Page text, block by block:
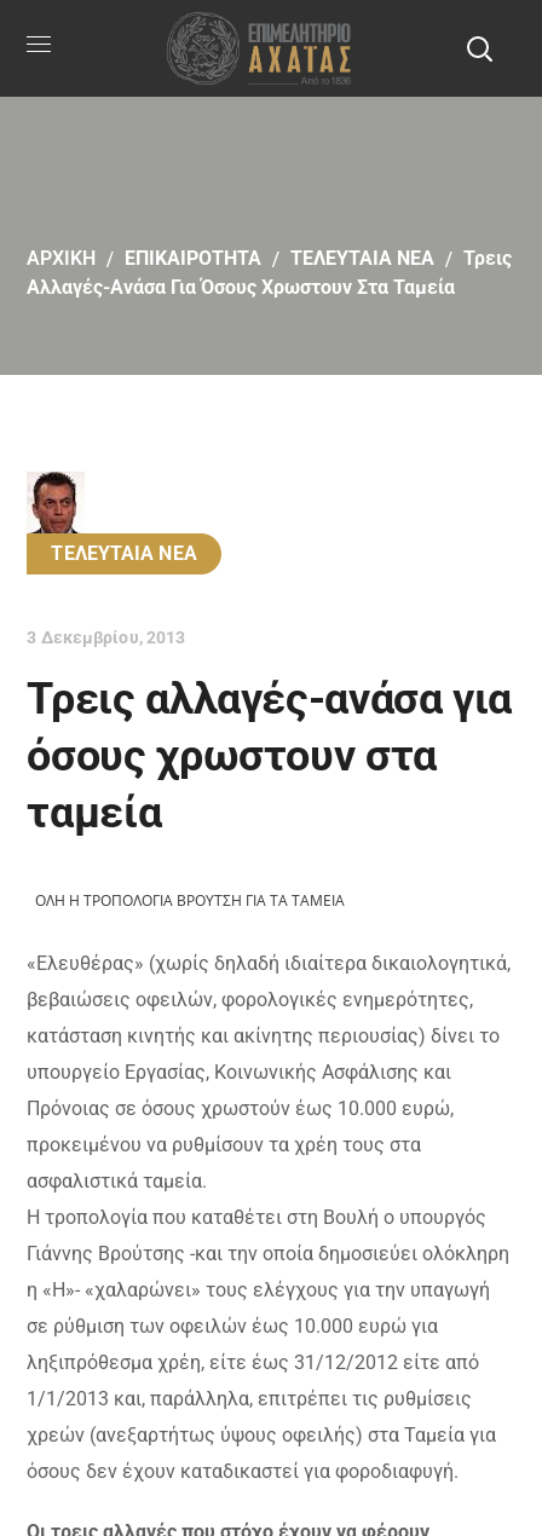
ΑΡΧΙΚΗ ΕΠΙΚΑΙΡΟΤΗΤΑ ΤΕΛΕΥΤΑΙΑ ΝΕΑ
Τρεις
Αλλαγές-Ανάσα Για Όσους Χρωστουν Στα Ταμεία
ΤΕΛΕΥΤΑΙΑ ΝΕΑ
3 Δεκεμβρίου, 2013
Τρεις αλλαγές-ανάσα για
όσους χρωστουν στα
ταμεία
ΟΛΗ Η ΤΡΟΠΟΛΟΓΙΑ ΒΡΟΥΤΣΗ ΓΙΑ ΤΑ ΤΑΜΕΙΑ
«Ελευθέρας» (χωρίς δηλαδή ιδιαίτερα δικαιολογητικά,
βεβαιώσεις οφειλών, φορολογικές ενημερότητες,
κατάσταση κινητής και ακίνητης περιουσίας) δίνει το
υπουργείο Εργασίας, Κοινωνικής Ασφάλισης και
Πρόνοιας σε όσους χρωστούν έως 10.000 ευρώ,
προκειμένου να ρυθμίσουν τα χρέη τους στα
ασφαλιστικά ταμεία.
Η τροπολογία που καταθέτει στη Βουλή ο υπουργός
Γιάννης Βρούτσης -και την οποία δημοσιεύει ολόκληρη
η «Η»- «χαλαρώνει» τους ελέγχους για την υπαγωγή
σε ρύθμιση των οφειλών έως 10.000 ευρώ για
ληξιπρόθεσμα χρέη, είτε έως 31/12/2012 είτε από
1/1/2013 και, παράλληλα, επιτρέπει τις ρυθμίσεις
χρεών (ανεξαρτήτως ύψους οφειλής) στα Ταμεία για
όσους δεν έχουν καταδικαστεί για φοροδιαφυγή.